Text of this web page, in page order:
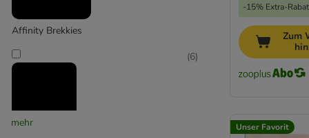
Concept for Life Veterinary Diet
Crave
Dolina Noteci
Farmina
Affinity Brekkies
(6)
mehr
-15% Extra-
Zum
Unser Favorit